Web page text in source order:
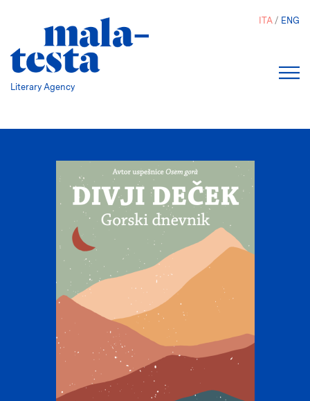
Literary Agency
ITA ENG